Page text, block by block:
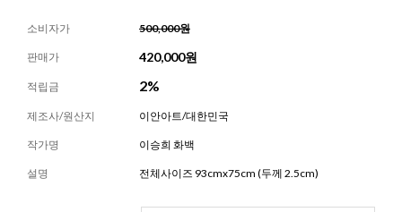
소비자가 500,000원
판매가 420,000원
적립금 2%
제조사/원산지 이안아트/대한민국
작가명 이승희 화백
설명 전체사이즈 93cmx75cm (두께 2.5cm)